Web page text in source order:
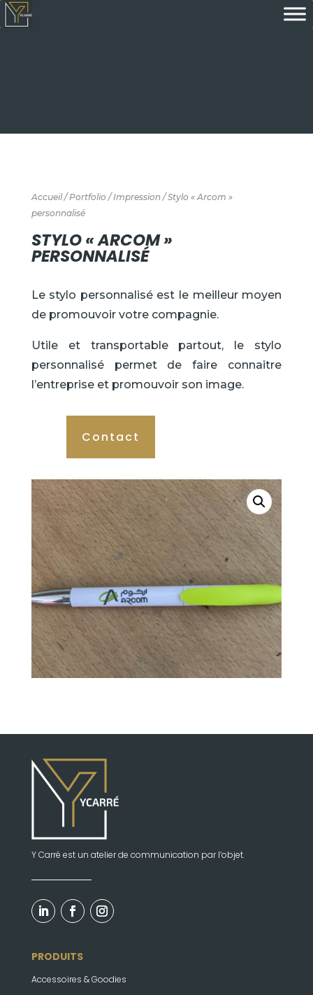
Accueil/Portfolio /Impression/ Stylo « Arcom »
personnalisé
STYLO « ARCOM »
PERSONNALISÉ
Le stylo personnalisé est le meilleur moyen
de promouvoir votre compagnie.
Utile et transportable partout, le stylo
personnalisé permet de faire connaitre
l’entreprise et promouvoir son image.
Contact
Y Carré est un atelier de communication par l’objet.
PRODUITS
Accessoires & Goodies